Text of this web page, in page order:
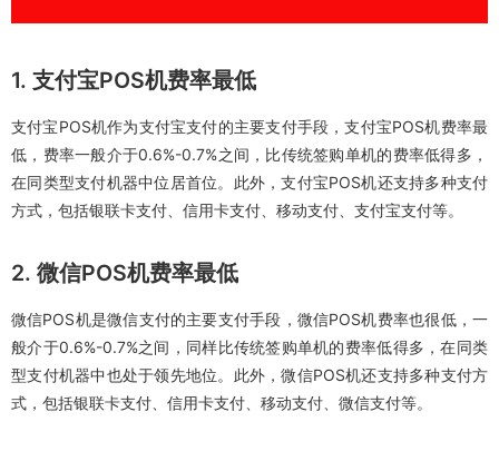
1. 支付宝POS机费率最低
支付宝POS机作为支付宝支付的主要支付手段，支付宝POS机费率最
低，费率一般介于0.6%-0.7%之间，比传统签购单机的费率低得多，
在同类型支付机器中位居首位。此外，支付宝POS机还支持多种支付
方式，包括银联卡支付、信用卡支付、移动支付、支付宝支付等。
2. 微信POS机费率最低
微信POS机是微信支付的主要支付手段，微信POS机费率也很低，一
般介于0.6%-0.7%之间，同样比传统签购单机的费率低得多，在同类
型支付机器中也处于领先地位。此外，微信POS机还支持多种支付方
式，包括银联卡支付、信用卡支付、移动支付、微信支付等。